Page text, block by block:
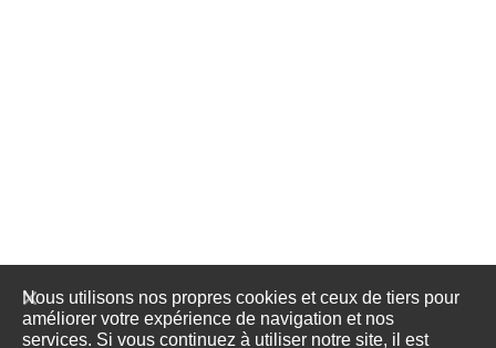
Nous utilisons nos propres cookies et ceux de tiers pour
améliorer votre expérience de navigation et nos
services. Si vous continuez à utiliser notre site, il est